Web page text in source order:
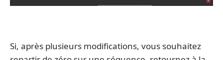
Si, après plusieurs modifications, vous souhaitez